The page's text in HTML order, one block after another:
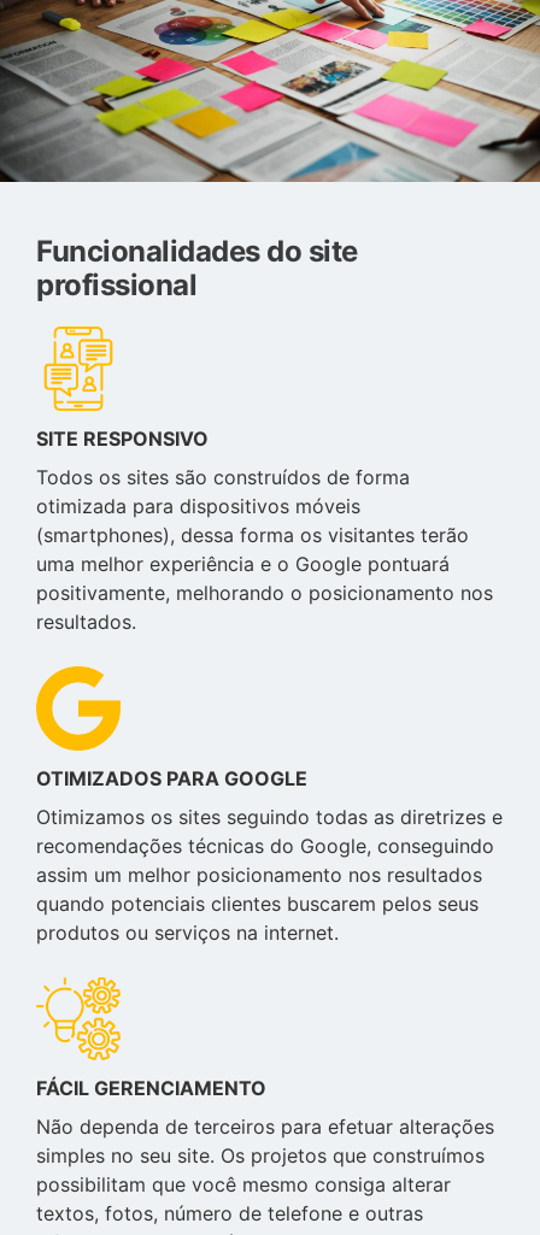
Funcionalidades do site
profissional
SITE RESPONSIVO
Todos os sites são construídos de forma
otimizada para dispositivos móveis
(smartphones), dessa forma os visitantes terão
uma melhor experiência e o Google pontuará
positivamente, melhorando o posicionamento nos
resultados.
OTIMIZADOS PARA GOOGLE
Otimizamos os sites seguindo todas as diretrizes e
recomendações técnicas do Google, conseguindo
assim um melhor posicionamento nos resultados
quando potenciais clientes buscarem pelos seus
produtos ou serviços na internet.
FÁCIL GERENCIAMENTO
Não dependa de terceiros para efetuar alterações
simples no seu site. Os projetos que construímos
possibilitam que você mesmo consiga alterar
textos, fotos, número de telefone e outras